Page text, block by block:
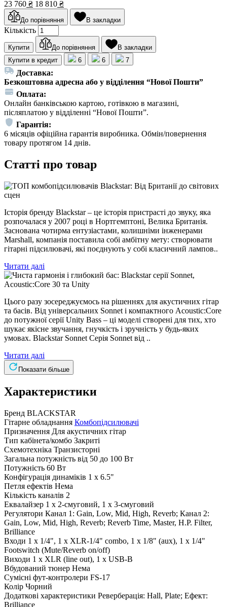
23 760 ₴ 18 810 ₴
До порівняння В закладки
Кількість
Купити До порівняння
В закладки
Купити в кредит
6 6 7
Доставка:
Безкоштовна адресна або у відділення “Нової Пошти”
Оплата:
Онлайн банківською картою, готівкою в магазині,
післяплатою у відділенні “Нової Пошти”.
Гарантія:
6 місяців офіційна гарантія виробника. Обмін/повернення
товару протягом 14 днів.
Статті про товар
Історія бренду Blackstar – це історія пристрасті до звуку, яка
розпочалася у 2007 році в Нортгемптоні, Велика Британія.
Заснована чотирма ентузіастами, колишніми інженерами
Marshall, компанія поставила собі амбітну мету: створювати
гітарні підсилювачі, які поєднують у собі класичний лампов..
Читати далі
Цього разу зосереджуємось на рішеннях для акустичних гітар
та басів. Від універсальних Sonnet і компактного Acoustic:Core
до потужної серії Unity Bass – ці моделі створені для тих, хто
шукає якісне звучання, гнучкість і зручність у будь-яких
умовах. Blackstar Sonnet Серія Sonnet від ..
Читати далі
Показати більше
Характеристики
Бренд BLACKSTAR
Гітарне обладнання Комбопідсилювачі
Призначення Для акустичних гітар
Тип кабінета/комбо Закриті
Схемотехніка Транзисторні
Загальна потужність від 50 до 100 Вт
Потужність 60 Вт
Конфігурація динаміків 1 x 6.5"
Петля ефектів Нема
Кількість каналів 2
Еквалайзер 1 x 2-смуговий, 1 x 3-смуговий
Регулятори Канал 1: Gain, Low, Mid, High, Reverb; Канал 2:
Gain, Low, Mid, High, Reverb; Reverb Time, Master, H.P. Filter,
Brilliance
Входи 1 x 1/4", 1 x XLR-1/4" combo, 1 x 1/8" (aux), 1 x 1/4"
Footswitch (Mute/Reverb on/off)
Виходи 1 x XLR (line out), 1 x USB-B
Вбудований тюнер Нема
Сумісні фут-контролери FS-17
Колір Чорний
Додаткові характеристики Реверберація: Hall, Plate; Ефект:
Brilliance